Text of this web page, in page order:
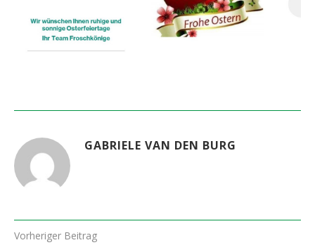
GABRIELE VAN DEN BURG
Vorheriger Beitrag